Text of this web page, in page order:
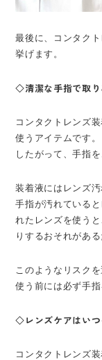
最後に、コンタク
挙げます。
◇清潔な手指で取り
コンタクトレンズ
使うアイテムです。
したがって、手指
装着液にはレンズ
手指が汚れている
れたレンズを使う
りするおそれがあ
このようなリスク
使う前には必ず手
◇レンズケアはいつ
コンタクトレンズ